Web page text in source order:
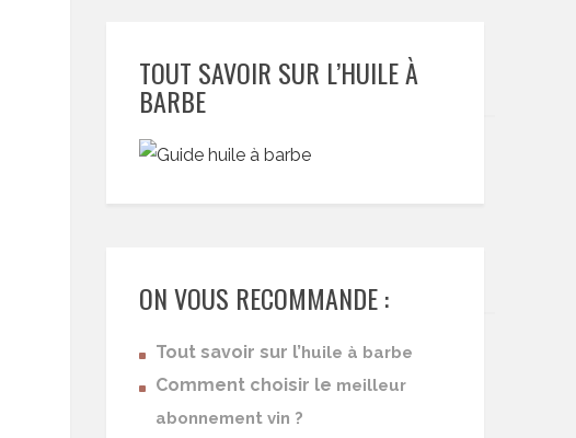
TOUT SAVOIR SUR L’HUILE À
BARBE
ON VOUS RECOMMANDE :
Tout savoir sur l’huile à barbe
Comment choisir le meilleur
abonnement vin ?